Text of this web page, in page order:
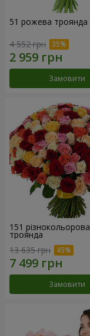
51 рожева троянда
4 552 грн
Замовити
151 різнокольорова
троянда
13 635 грн
Замовити